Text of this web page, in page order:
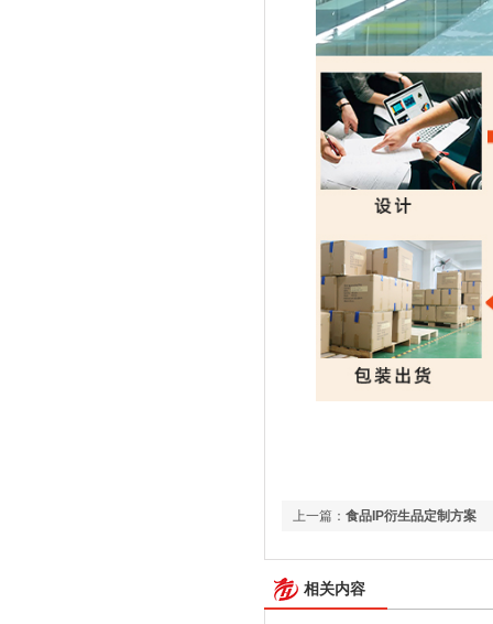
上一篇： 食品IP衍生品定制方案
相关内容